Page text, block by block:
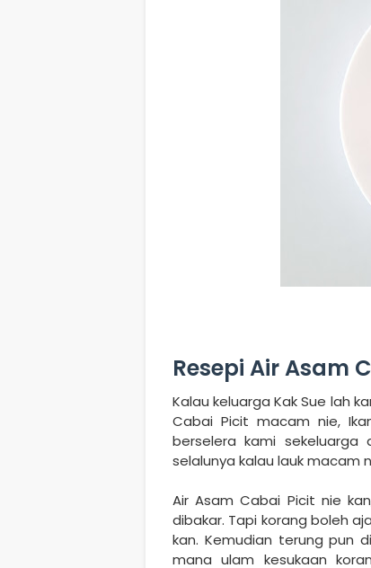
Resepi Air Asam
Kalau keluarga Kak Sue lah
Cabai Picit macam nie,
berselera kami
selalunya kalau lauk macam
Air Asam Cabai Picit nie
dibakar. Tapi korang boleh
kan. Kemudian terung pun
mana ulam kesukaan